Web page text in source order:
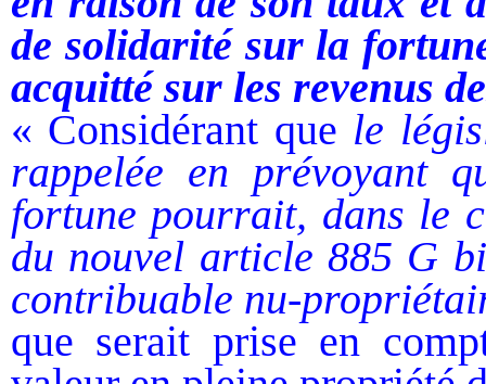
de solidarité sur la
acquitté sur les revenus
« Considérant que le
rappelée en prévoyant
fortune pourrait, dans le
du nouvel article 885 G
contribuable nu-
que serait prise en